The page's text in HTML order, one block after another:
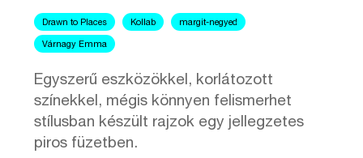
Drawn to Places Kollab margit-negyed
Várnagy Emma
Egyszerű eszközökkel, korlátozott
színekkel, mégis könnyen felismerhet
stílusban készült rajzok egy jellegzetes
piros füzetben.